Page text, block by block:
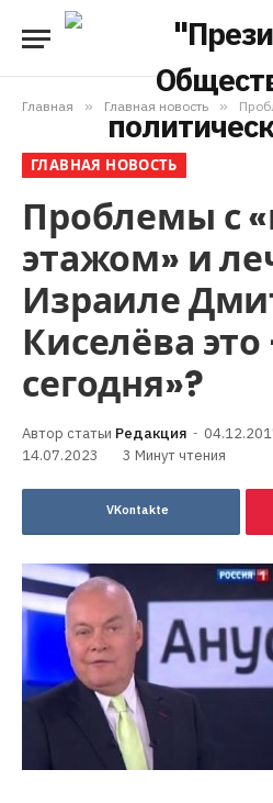
Главная » Главная новость » Проблемы с
ГЛАВНАЯ НОВОСТЬ
Проблемы с
этажом» и
Израиле
Киселёва это
сегодня»?
Редакция
14.07.2023
3 Минут чтения
VKontakte